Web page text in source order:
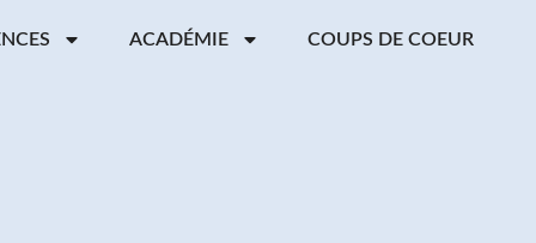
ACADÉMIE COUPS DE COEUR